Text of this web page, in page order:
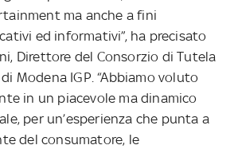
ma anche a fini
ed informativi”, ha precisato
Direttore del Consorzio di Tutela
Modena IGP. “Abbiamo voluto
in un piacevole ma dinamico
per un’esperienza che punta a
del consumatore, le